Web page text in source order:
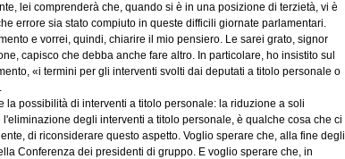
lei comprenderà che, quando si è in una posizione di terzietà, vi è
errore sia stato compiuto in queste difficili giornate parlamentari.
e vorrei, quindi, chiarire il mio pensiero. Le sarei grato, signor
capisco che debba anche fare altro. In particolare, ho insistito sul
«i termini per gli interventi svolti dai deputati a titolo personale o
la possibilità di interventi a titolo personale: la riduzione a soli
degli interventi a titolo personale, è qualche cosa che ci
di riconsiderare questo aspetto. Voglio sperare che, alla fine degli
Conferenza dei presidenti di gruppo. E voglio sperare che, in